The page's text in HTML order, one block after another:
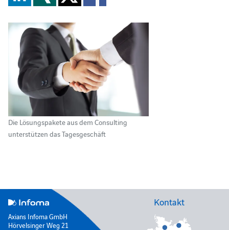
Die Lösungspakete aus dem Consulting
unterstützen das Tagesgeschäft
Axians Infoma GmbH
Hörvelsinger Weg 21
Kontakt